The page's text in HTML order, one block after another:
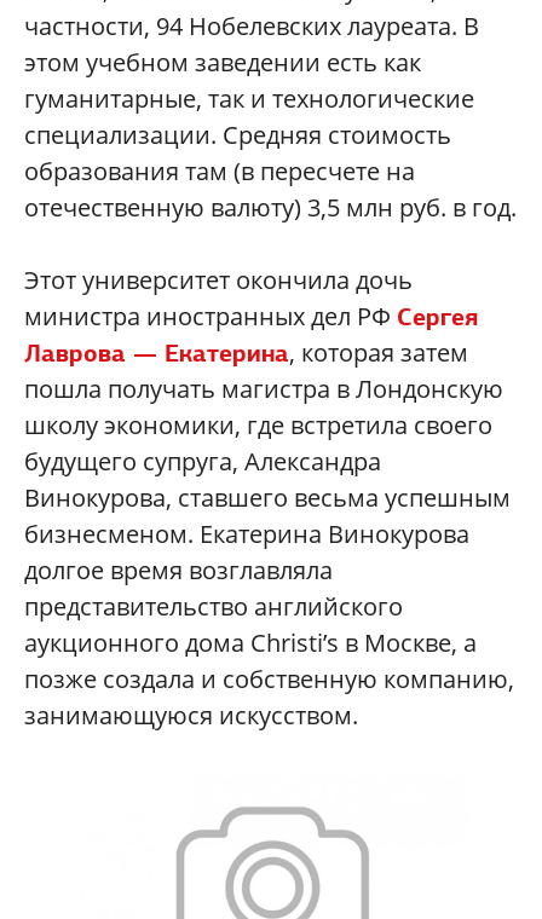
частности, 94 Нобелевских лауреата. В
этом учебном заведении есть как
гуманитарные, так и технологические
специализации. Средняя стоимость
образования там (в пересчете на
отечественную валюту) 3,5 млн руб. в год.
Этот университет окончила дочь
министра иностранных дел РФ Сергея
Лаврова — Екатерина, которая затем
пошла получать магистра в Лондонскую
школу экономики, где встретила своего
будущего супруга, Александра
Винокурова, ставшего весьма успешным
бизнесменом. Екатерина Винокурова
долгое время возглавляла
представительство английского
аукционного дома Christi’s в Москве, а
позже создала и собственную компанию,
занимающуюся искусством.